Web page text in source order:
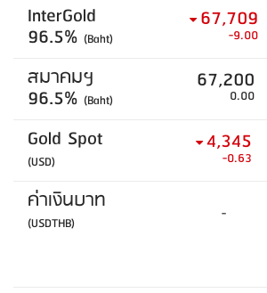
InterGold
96.5% (Baht)
67,709
-9.00
สมาคมฯ
96.5% (Baht)
67,200
0.00
Gold Spot
(USD)
4,345
-0.63
ค่าเงินบาท
(USDTHB) -